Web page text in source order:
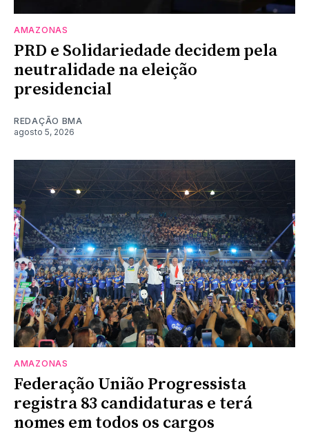
AMAZONAS
PRD e Solidariedade decidem pela
neutralidade na eleição
presidencial
REDAÇÃO BMA
agosto 5, 2026
AMAZONAS
Federação União Progressista
registra 83 candidaturas e terá
nomes em todos os cargos